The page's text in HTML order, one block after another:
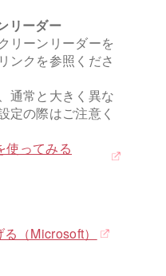
リーダー
リーンリーダーを
ンクを参照くださ
通常と大きく異な
定の際はご注意く
使ってみる
（Microsoft）